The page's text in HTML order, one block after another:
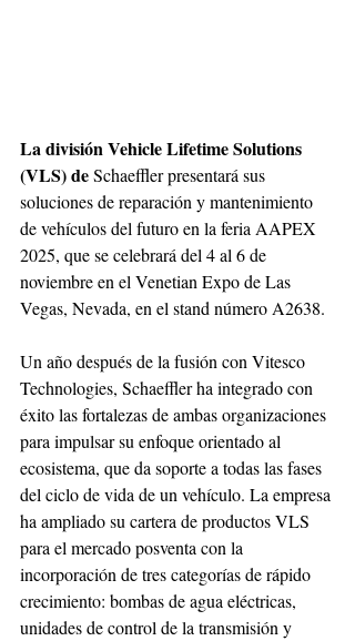
La división Vehicle Lifetime Solutions
(VLS) de Schaeffler presentará sus
soluciones de reparación y mantenimiento
de vehículos del futuro en la feria AAPEX
2025, que se celebrará del 4 al 6 de
noviembre en el Venetian Expo de Las
Vegas, Nevada, en el stand número A2638.
Un año después de la fusión con Vitesco
Technologies, Schaeffler ha integrado con
éxito las fortalezas de ambas organizaciones
para impulsar su enfoque orientado al
ecosistema, que da soporte a todas las fases
del ciclo de vida de un vehículo. La empresa
ha ampliado su cartera de productos VLS
para el mercado posventa con la
incorporación de tres categorías de rápido
crecimiento: bombas de agua eléctricas,
unidades de control de la transmisión y